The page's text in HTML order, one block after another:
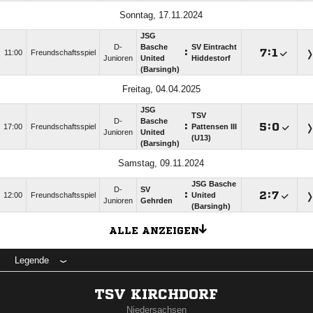
Sonntag, 17.11.2024
11:00 Freundschaftsspiel
D-
Junioren
JSG
Basche
United
(Barsingh)
: SV Eintracht
Hiddestorf
:
Freitag, 04.04.2025
17:00 Freundschaftsspiel
D-
Junioren
JSG
Basche
United
(Barsingh)
:
TSV
Pattensen III
(U13)
:
Samstag, 09.11.2024
12:00 Freundschaftsspiel
D-
Junioren
SV
Gehrden
:
JSG Basche
United
(Barsingh)
:
ALLE ANZEIGEN
Legende
TSV KIRCHDORF
Niedersachsen